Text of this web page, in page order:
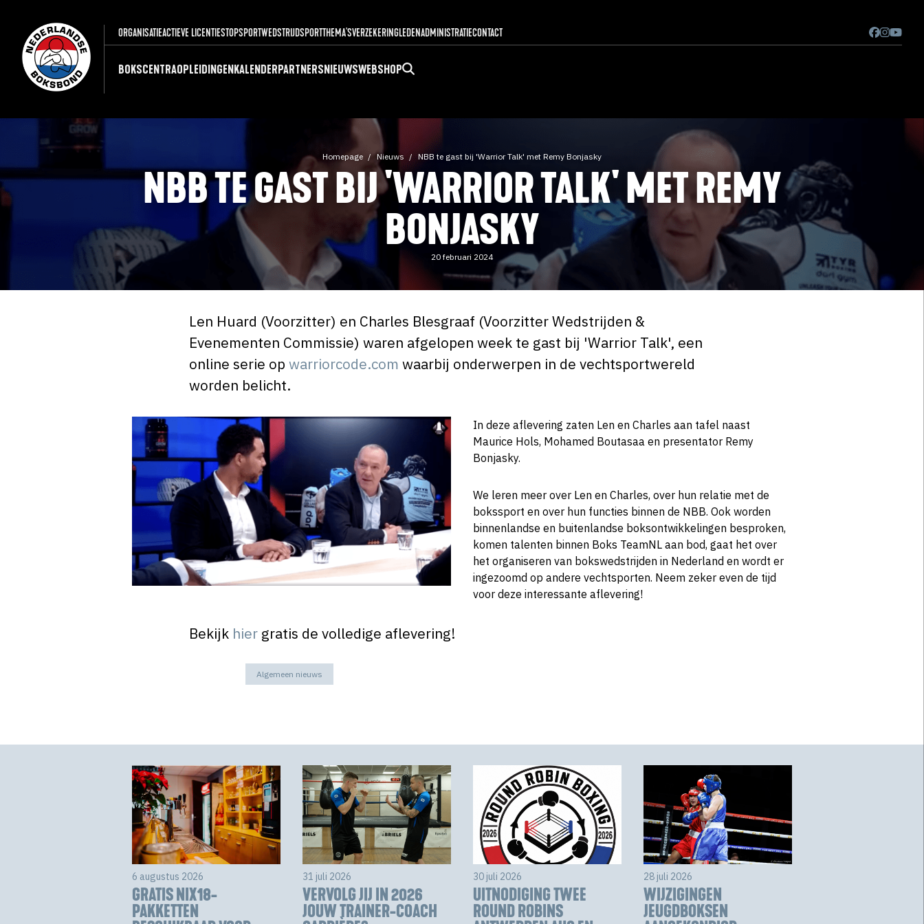
ORGANISATIEACTIEVE LICENTIESTOPSPORTWEDSTRIJDSPORTTHEMA'SVERZEKERINGLEDENADMINISTRATIECONTACT
BOKSCENTRAOPLEIDINGENKALENDERPARTNERSNIEUWSWEBSHOP
Homepage Nieuws NBB te gast bij 'Warrior Talk' met Remy Bonjasky
NBB TE GAST BIJ 'WARRIOR TALK' MET REMY
BONJASKY
20 februari 2024
Len Huard (Voorzitter) en Charles Blesgraaf (Voorzitter Wedstrijden &
Evenementen Commissie) waren afgelopen week te gast bij 'Warrior Talk', een
online serie op warriorcode.com waarbij onderwerpen in de vechtsportwereld
worden belicht.
In deze aflevering zaten Len en Charles aan tafel naast
Maurice Hols, Mohamed Boutasaa en presentator Remy
Bonjasky.
We leren meer over Len en Charles, over hun relatie met de
bokssport en over hun functies binnen de NBB. Ook worden
binnenlandse en buitenlandse boksontwikkelingen besproken,
komen talenten binnen Boks TeamNL aan bod, gaat het over
het organiseren van bokswedstrijden in Nederland en wordt er
ingezoomd op andere vechtsporten. Neem zeker even de tijd
voor deze interessante aflevering!
Bekijk hiergratis de volledige aflevering!
Algemeen nieuws
6 augustus 2026
GRATIS NIX18-
PAKKETTEN
31 juli 2026
VERVOLG JIJ IN 2026
JOUW TRAINER-COACH
30 juli 2026
UITNODIGING TWEE
ROUND ROBINS
28 juli 2026
WIJZIGINGEN
JEUGDBOKSEN